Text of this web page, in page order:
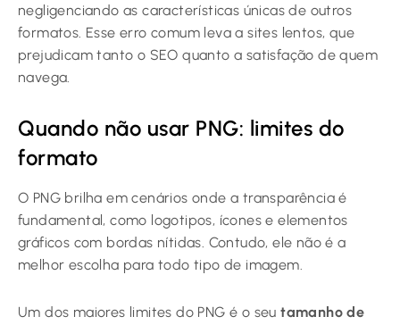
negligenciando as características únicas de outros
formatos. Esse erro comum leva a sites lentos, que
prejudicam tanto o SEO quanto a satisfação de quem
navega.
Quando não usar PNG: limites do
formato
O PNG brilha em cenários onde a transparência é
fundamental, como logotipos, ícones e elementos
gráficos com bordas nítidas. Contudo, ele não é a
melhor escolha para todo tipo de imagem.
Um dos maiores limites do PNG é o seutamanho de